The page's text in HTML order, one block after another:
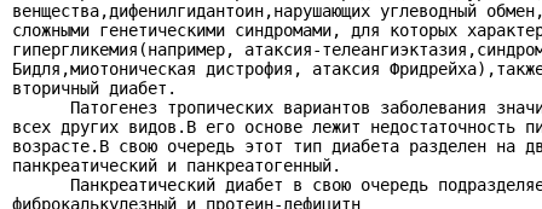
венщества,дифенилгидантоин,нарушающих углеводный
сложными генетическими синдромами, для которых
гипергликемия(например, атаксия-
Бидля,миотоническая дистрофия, атаксия
вторичный диабет.
Патогенез тропических вариантов заболевания
всех других видов.В его основе лежит недостаточность
возрасте.В свою очередь этот тип диабета разделен на
панкреатический и панкреатогенный.
Панкреатический диабет в свою очередь
фиброкалькулезный и протеин-дефицитн